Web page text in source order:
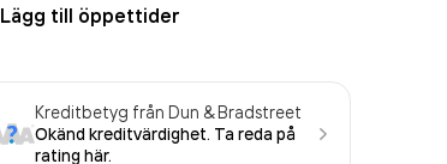
Lägg till öppettider
Kreditbetyg från Dun & Bradstreet
Okänd kreditvärdighet. Ta reda på
rating här.